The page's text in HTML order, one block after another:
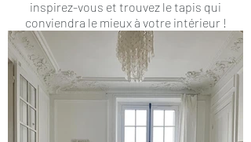
inspirez-vous et trouvez le tapis qui
conviendra le mieux à votre intérieur !